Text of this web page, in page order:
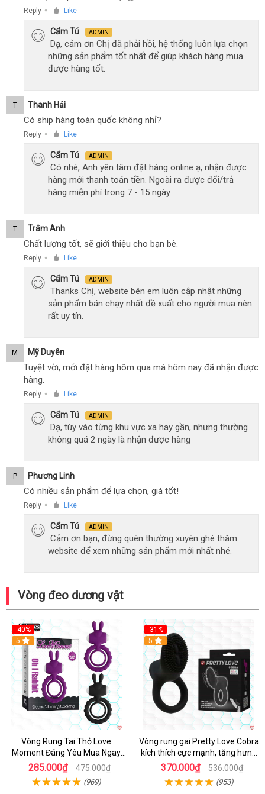
Reply ● Like
Cẩm Tú ADMIN
Dạ, cảm ơn Chị đã phải hồi, hệ thống luôn lựa chọn
những sản phẩm tốt nhất để giúp khách hàng mua
được hàng tốt.
T Thanh Hải
Có ship hàng toàn quốc không nhỉ?
Reply ● Like
Cẩm Tú ADMIN
Có nhé, Anh yên tâm đặt hàng online ạ, nhận được
hàng mới thanh toán tiền. Ngoài ra được đổi/trả
hàng miễn phí trong 7 - 15 ngày
T Trâm Anh
Chất lượng tốt, sẽ giới thiệu cho bạn bè.
Reply ● Like
Cẩm Tú ADMIN
Thanks Chị, website bên em luôn cập nhật những
sản phẩm bán chạy nhất đề xuất cho người mua nên
rất uy tín.
M Mỹ Duyên
Tuyệt vời, mới đặt hàng hôm qua mà hôm nay đã nhận được
hàng.
Reply ● Like
Cẩm Tú ADMIN
Dạ, tùy vào từng khu vực xa hay gần, nhưng thường
không quá 2 ngày là nhận được hàng
P Phương Linh
Có nhiều sản phẩm để lựa chọn, giá tốt!
Reply ● Like
Cẩm Tú ADMIN
Cảm ơn bạn, đừng quên thường xuyên ghé thăm
website để xem những sản phẩm mới nhất nhé.
Vòng đeo dương vật
-40%
5
Vòng Rung Tai Thỏ Love
Moment Đáng Yêu Mua Ngay
Giá Tốt
285.000₫ 475.000₫
(969)
-31%
5
Vòng rung gai Pretty Love Cobra
kích thích cực mạnh, tăng hưng
phấn
370.000₫ 536.000₫
(953)